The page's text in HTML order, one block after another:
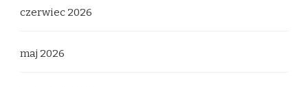
czerwiec 2026
maj 2026